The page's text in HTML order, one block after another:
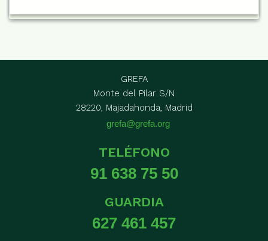
GREFA
Monte del Pilar S/N
28220, Majadahonda, Madrid
grefa@grefa.org
TELÉFONO
91 638 75 50
GUARDIA
627 461 457